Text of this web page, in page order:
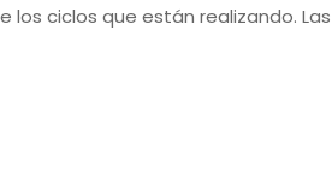
los ciclos que están realizando.